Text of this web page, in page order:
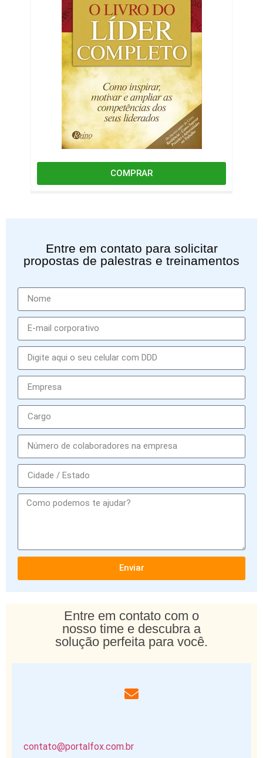
COMPRAR
Entre em contato para solicitar
propostas de palestras e treinamentos
Enviar
Entre em contato com o
nosso time e descubra a
solução perfeita para você.
contato@portalfox.com.br